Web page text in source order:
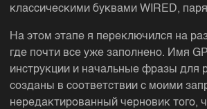
классическими буквами WIRED,
На этом этапе я переключился на
где почти все уже заполнено. Имя
инструкции и начальные фразы для
созданы в соответствии с моими
нередактированный черновик того,